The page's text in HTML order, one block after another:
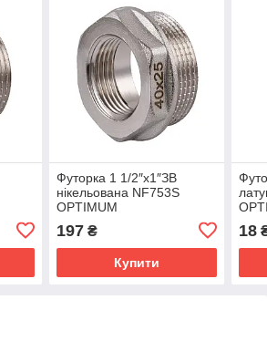
Футорка 1 1/2″х1″ЗВ
нікельована NF753S
OPTIMUM
197₴
Купити
18